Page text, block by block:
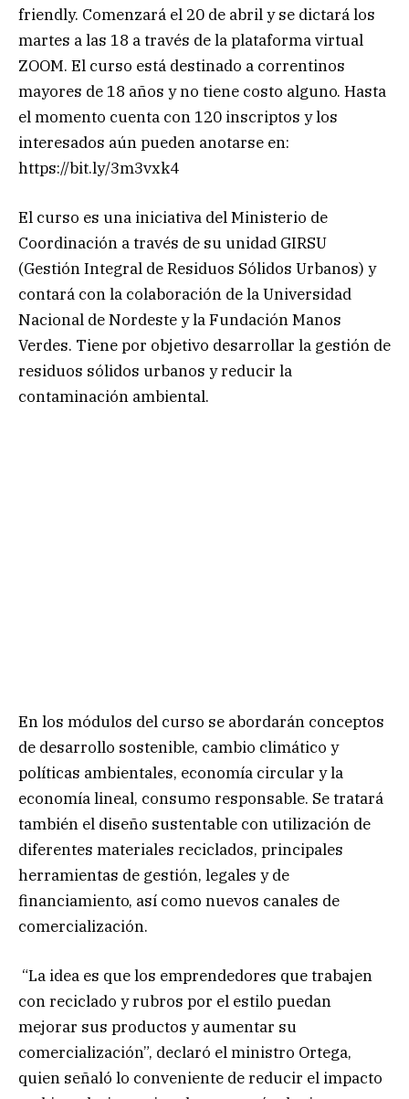
friendly. Comenzará el 20 de abril y se dictará los
martes a las 18 a través de la plataforma virtual
ZOOM. El curso está destinado a correntinos
mayores de 18 años y no tiene costo alguno. Hasta
el momento cuenta con 120 inscriptos y los
interesados aún pueden anotarse en:
https://bit.ly/3m3vxk4
El curso es una iniciativa del Ministerio de
Coordinación a través de su unidad GIRSU
(Gestión Integral de Residuos Sólidos Urbanos) y
contará con la colaboración de la Universidad
Nacional de Nordeste y la Fundación Manos
Verdes. Tiene por objetivo desarrollar la gestión de
residuos sólidos urbanos y reducir la
contaminación ambiental.
En los módulos del curso se abordarán conceptos
de desarrollo sostenible, cambio climático y
políticas ambientales, economía circular y la
economía lineal, consumo responsable. Se tratará
también el diseño sustentable con utilización de
diferentes materiales reciclados, principales
herramientas de gestión, legales y de
financiamiento, así como nuevos canales de
comercialización.
“La idea es que los emprendedores que trabajen
con reciclado y rubros por el estilo puedan
mejorar sus productos y aumentar su
comercialización”, declaró el ministro Ortega,
quien señaló lo conveniente de reducir el impacto